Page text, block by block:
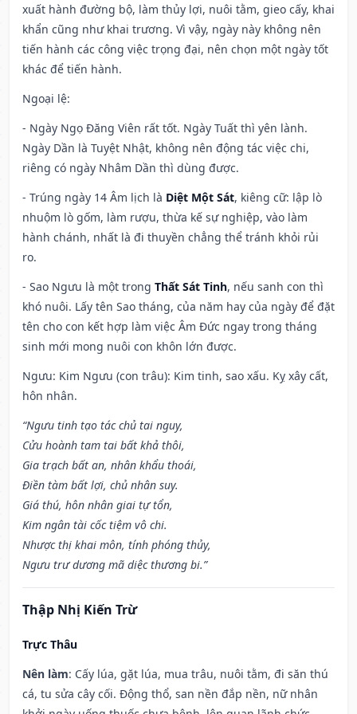
xuất hành đường bộ, làm thủy lợi, nuôi tằm, gieo cấy, khai
khẩn cũng như khai trương. Vì vậy, ngày này không nên
tiến hành các công việc trọng đại, nên chọn một ngày tốt
khác để tiến hành.
Ngoại lệ:
- Ngày Ngọ Đăng Viên rất tốt. Ngày Tuất thì yên lành.
Ngày Dần là Tuyệt Nhật, không nên động tác việc chi,
riêng có ngày Nhâm Dần thì dùng được.
- Trúng ngày 14 Âm lịch là Diệt Một Sát, kiêng cữ: lập lò
nhuộm lò gốm, làm rượu, thừa kế sự nghiệp, vào làm
hành chánh, nhất là đi thuyền chẳng thể tránh khỏi rủi
ro.
- Sao Ngưu là một trong Thất Sát Tinh, nếu sanh con thì
khó nuôi. Lấy tên Sao tháng, của năm hay của ngày để đặt
tên cho con kết hợp làm việc Âm Đức ngay trong tháng
sinh mới mong nuôi con khôn lớn được.
Ngưu: Kim Ngưu (con trâu): Kim tinh, sao xấu. Kỵ xây cất,
hôn nhân.
“Ngưu tinh tạo tác chủ tai nguy,
Cửu hoành tam tai bất khả thôi,
Gia trạch bất an, nhân khẩu thoái,
Điền tàm bất lợi, chủ nhân suy.
Giá thú, hôn nhân giai tự tổn,
Kim ngân tài cốc tiệm vô chi.
Nhược thị khai môn, tính phóng thủy,
Ngưu trư dương mã diệc thương bi.”
Thập Nhị Kiến Trừ
Trực Thâu
Nên làm: Cấy lúa, gặt lúa, mua trâu, nuôi tằm, đi săn thú
cá, tu sửa cây cối. Động thổ, san nền đắp nền, nữ nhân